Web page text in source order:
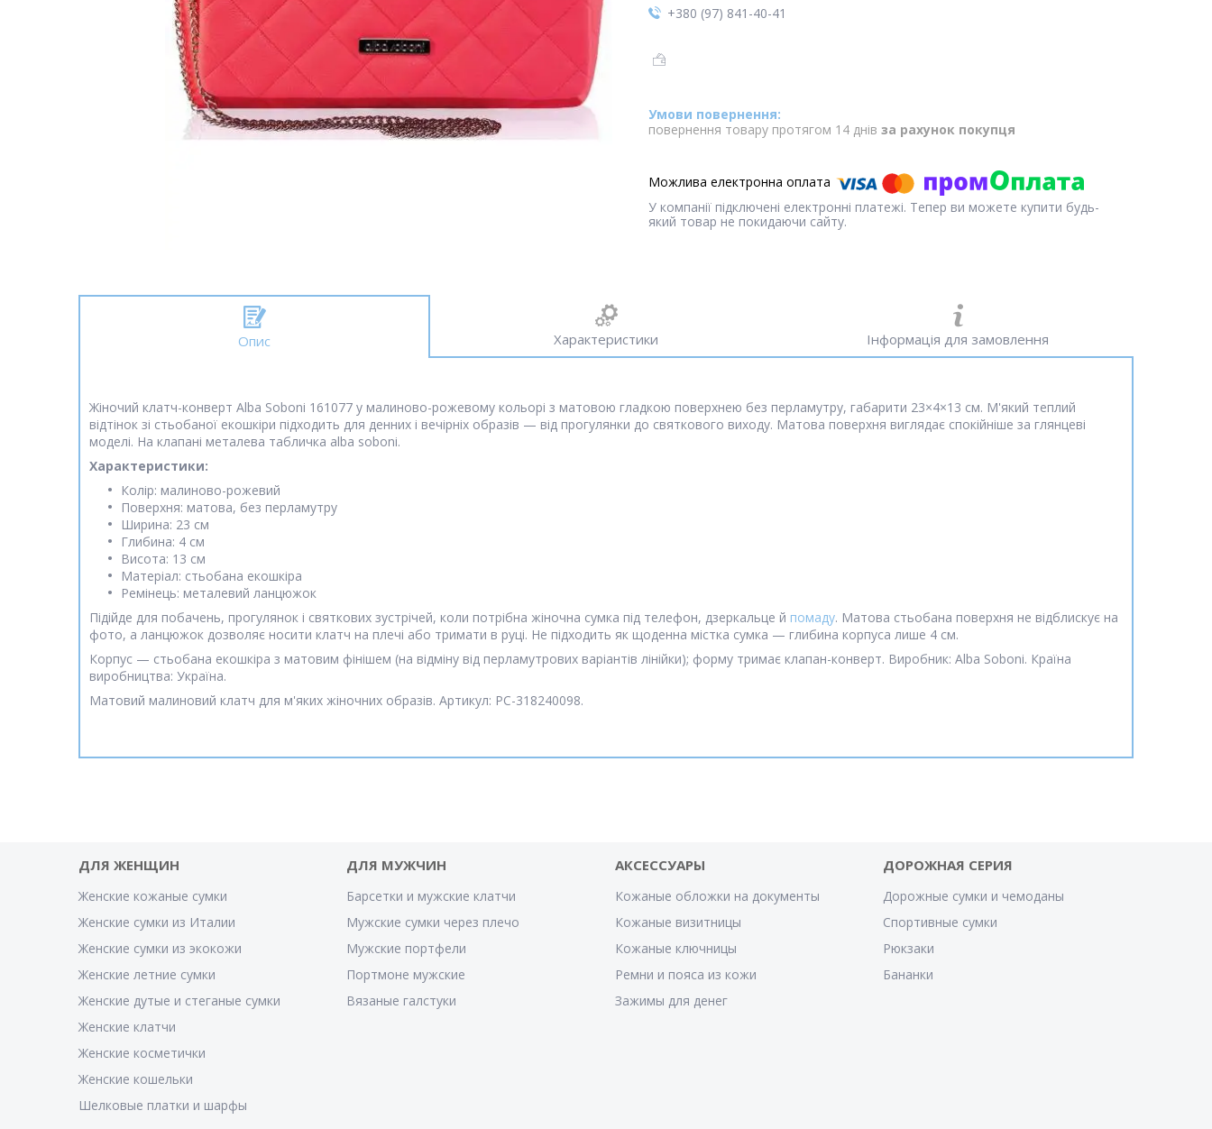
+380 (97) 841-40-41
повернення товару протягом 14 днів за рахунок покупця
У компанії підключені електронні платежі. Тепер ви можете купити будь-
який товар не покидаючи сайту.
Опис Характеристики Інформація для замовлення
Жіночий клатч-конверт Alba Soboni 161077 у малиново-рожевому кольорі з матовою гладкою поверхнею без перламутру, габарити 23×4×13 см. М'який теплий
відтінок зі стьобаної екошкіри підходить для денних і вечірніх образів — від прогулянки до святкового виходу. Матова поверхня виглядає спокійніше за глянцеві
моделі. На клапані металева табличка alba soboni.
Характеристики:
Колір: малиново-рожевий
Поверхня: матова, без перламутру
Ширина: 23 см
Глибина: 4 см
Висота: 13 см
Матеріал: стьобана екошкіра
Ремінець: металевий ланцюжок
Підійде для побачень, прогулянок і святкових зустрічей, коли потрібна жіночна сумка під телефон, дзеркальце й помаду. Матова стьобана поверхня не відблискує на
фото, а ланцюжок дозволяє носити клатч на плечі або тримати в руці. Не підходить як щоденна містка сумка — глибина корпуса лише 4 см.
Корпус — стьобана екошкіра з матовим фінішем (на відміну від перламутрових варіантів лінійки); форму тримає клапан-конверт. Виробник: Alba Soboni. Країна
виробництва: Україна.
Матовий малиновий клатч для м'яких жіночних образів. Артикул: PC-318240098.
ДЛЯ ЖЕНЩИН
Женские кожаные сумки
Женские сумки из Италии
Женские сумки из экокожи
Женские летние сумки
Женские дутые и стеганые сумки
Женские клатчи
Женские косметички
Женские кошельки
Шелковые платки и шарфы
ДЛЯ МУЖЧИН
Барсетки и мужские клатчи
Мужские сумки через плечо
Мужские портфели
Портмоне мужские
Вязаные галстуки
АКСЕССУАРЫ
Кожаные обложки на документы
Кожаные визитницы
Кожаные ключницы
Ремни и пояса из кожи
Зажимы для денег
ДОРОЖНАЯ СЕРИЯ
Дорожные сумки и чемоданы
Спортивные сумки
Рюкзаки
Бананки